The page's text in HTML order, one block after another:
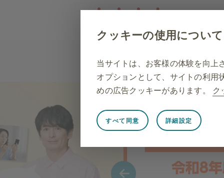
症状 合併症 原因
クッキーの使用について
当サイトは、お客様の体験を向上
オプションとして、サイトの利用
めの広告クッキーがあります。
ク
常に有効 Strictly necessary
ウェブサイト訪問中のセッション
サイトが適切に機能するために
ービスのリクエストに相当する
詳細設定
すべて同意